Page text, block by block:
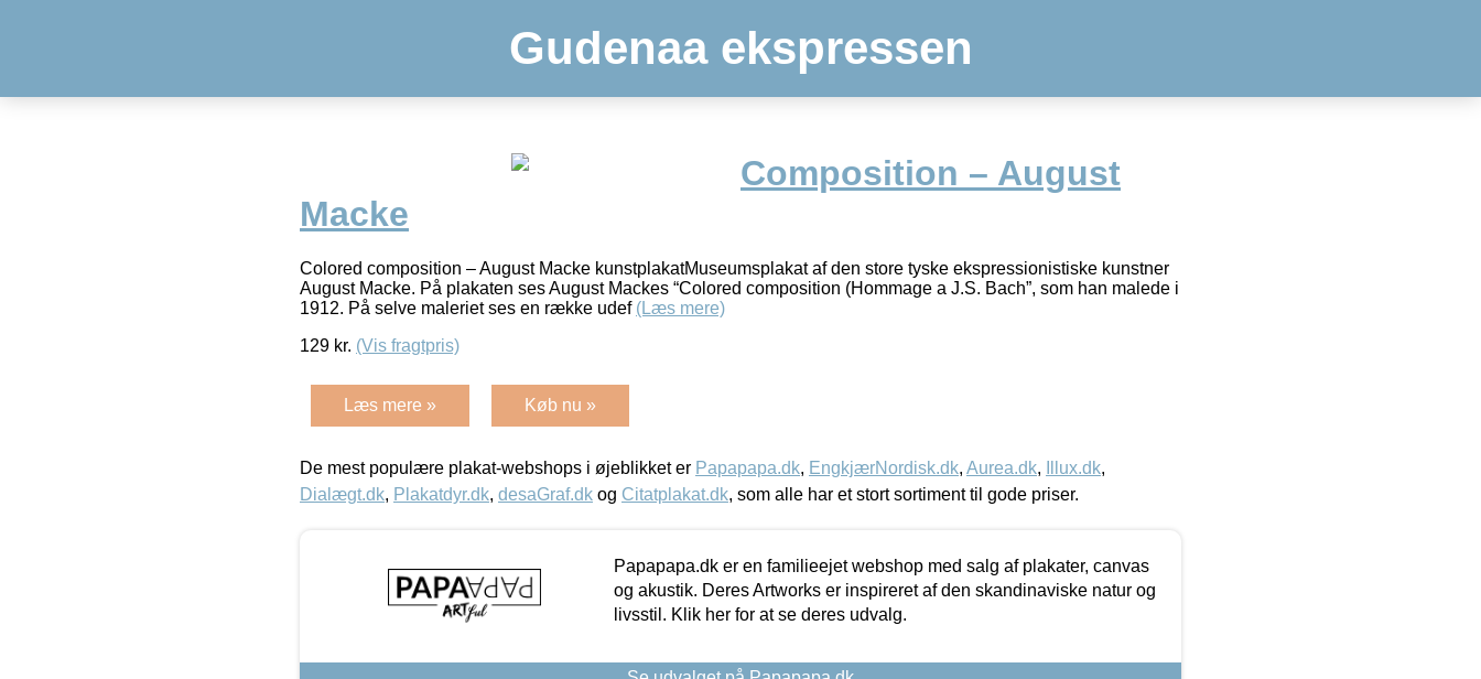
Gudenaa ekspressen
Composition – August
Macke
Colored composition – August Macke kunstplakatMuseumsplakat af den store tyske ekspressionistiske kunstner
August Macke. På plakaten ses August Mackes “Colored composition (Hommage a J.S. Bach”, som han malede i
1912. På selve maleriet ses en række udef (Læs mere)
129 kr. (Vis fragtpris)
Læs mere » Køb nu »
De mest populære plakat-webshops i øjeblikket er Papapapa.dk, EngkjærNordisk.dk, Aurea.dk, Illux.dk,
Dialægt.dk, Plakatdyr.dk, desaGraf.dk og Citatplakat.dk, som alle har et stort sortiment til gode priser.
Papapapa.dk er en familieejet webshop med salg af plakater, canvas
og akustik. Deres Artworks er inspireret af den skandinaviske natur og
livsstil. Klik her for at se deres udvalg.